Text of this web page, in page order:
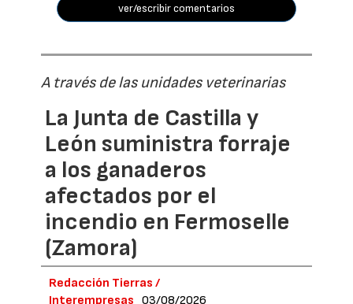
ver/escribir comentarios
A través de las unidades veterinarias
La Junta de Castilla y
León suministra forraje
a los ganaderos
afectados por el
incendio en Fermoselle
(Zamora)
Redacción Tierras /
Interempresas
03/08/2026